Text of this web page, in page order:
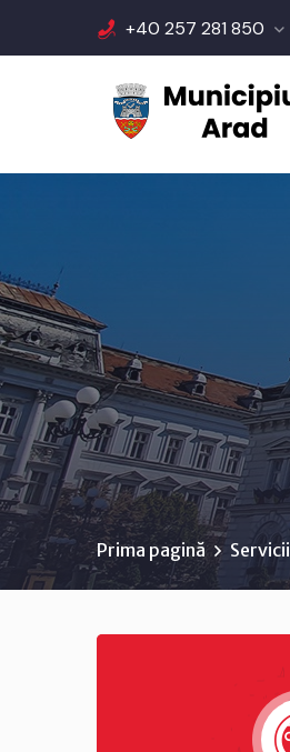
+40 257 281 850
Prima pagină Servicii